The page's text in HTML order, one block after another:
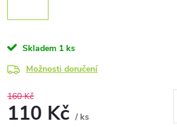
Skladem 1 ks
Možnosti doručení
160 Kč
110 Kč / ks